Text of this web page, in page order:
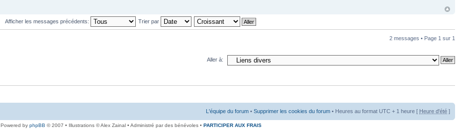
Afficher les messages précédents: Trier par
2 messages • Page 1 sur 1
Aller à:
L'équipe du forum • Supprimer les cookies du forum • Heures au format UTC + 1 heure [ Heure d'été ]
Powered by phpBB © 2007 • Illustrations © Alex Zainal • Administré par des bénévoles • PARTICIPER AUX FRAIS